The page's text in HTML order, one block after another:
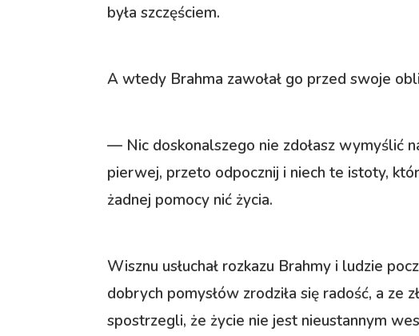
była szczęściem.
A wtedy Brahma zawołał go przed swoje
— Nic doskonalszego nie zdołasz wymyślić
pierwej, przeto odpocznij i niech te istoty,
żadnej pomocy nić życia.
Wisznu usłuchał rozkazu Brahmy i ludzie
dobrych pomysłów zrodziła się radość, a ze
spostrzegli, że życie nie jest nieustannym